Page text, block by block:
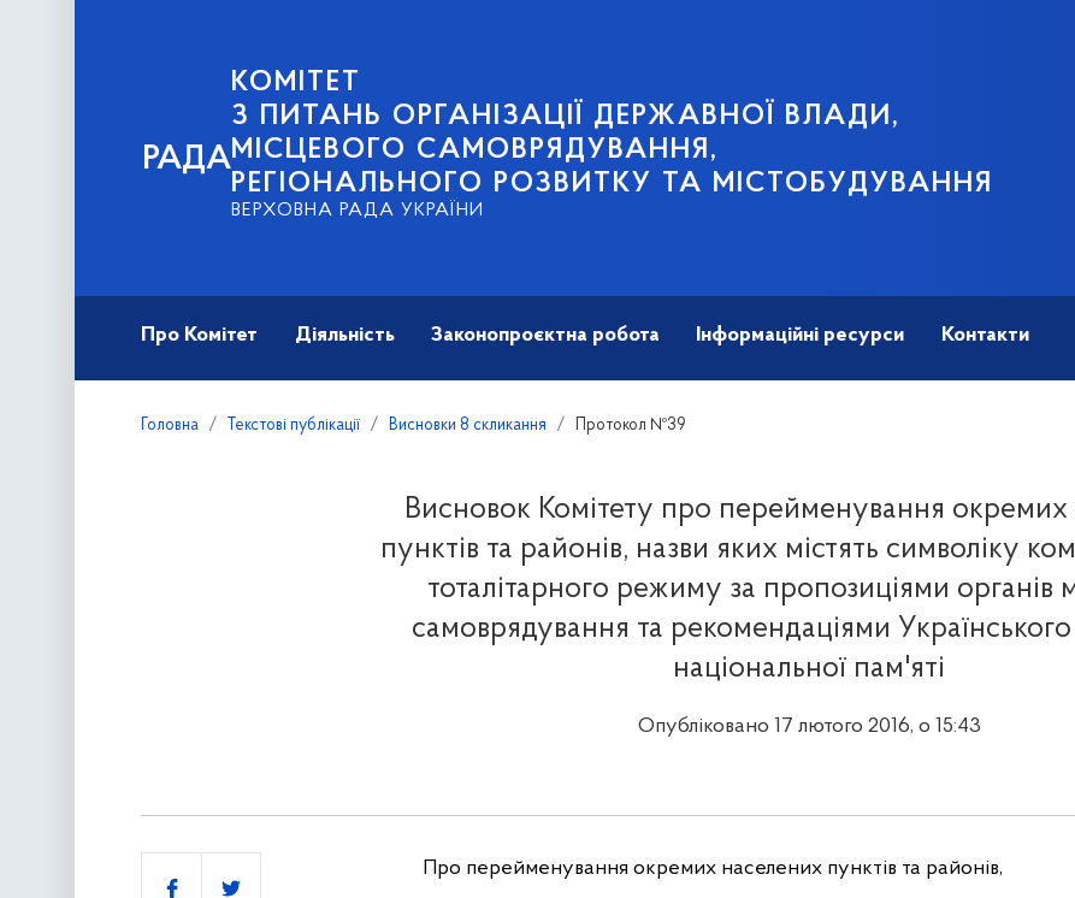
РАДА
КОМІТЕТ
З ПИТАНЬ ОРГАНІЗАЦІЇ ДЕРЖАВНОЇ ВЛАДИ,
МІСЦЕВОГО САМОВРЯДУВАННЯ,
РЕГІОНАЛЬНОГО РОЗВИТКУ ТА МІСТОБУДУВАННЯ
ВЕРХОВНА РАДА УКРАЇНИ
Про Комітет Діяльність Законопроєктна робота Інформаційні ресурси Контакти
Головна Текстові публікації Висновки 8 скликання Протокол №39
Висновок Комітету про перейменування окремих
пунктів та районів, назви яких містять символіку
тоталітарного режиму за пропозиціями органів
самоврядування та рекомендаціями Українського
національної пам'яті
Опубліковано 17 лютого 2016, о 15:43
Про перейменування окремих населених пунктів та районів,
Поділитись